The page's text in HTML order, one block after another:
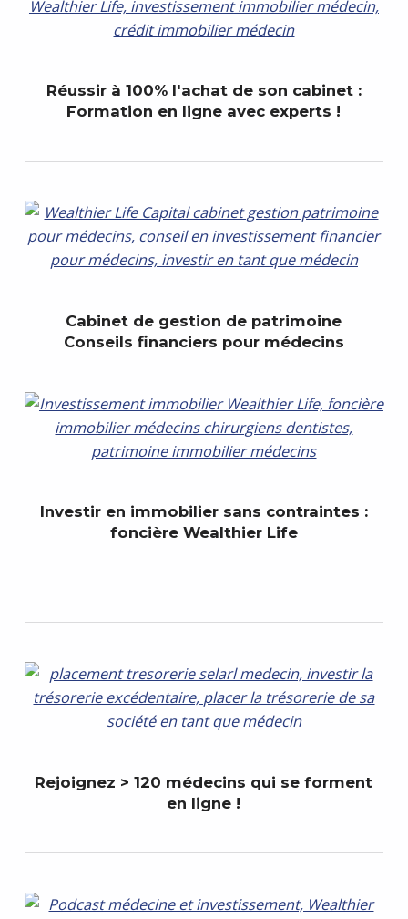
Réussir à 100% l'achat de son cabinet :
Formation en ligne avec experts !
Cabinet de gestion de patrimoine
Conseils financiers pour médecins
Investir en immobilier sans contraintes :
foncière Wealthier Life
Rejoignez > 120 médecins qui se forment
en ligne !